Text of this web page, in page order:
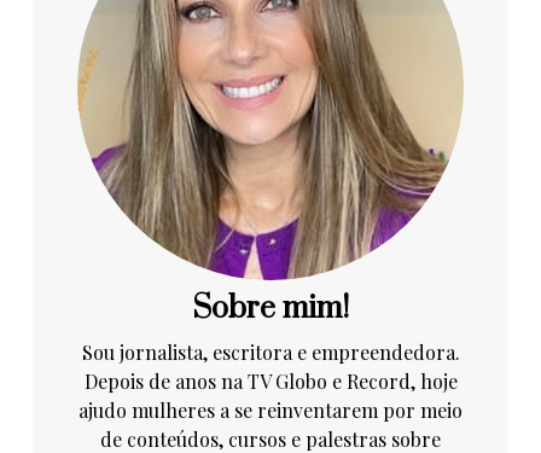
Sobre mim!
Sou jornalista, escritora e empreendedora.
Depois de anos na TV Globo e Record, hoje
ajudo mulheres a se reinventarem por meio
de conteúdos, cursos e palestras sobre